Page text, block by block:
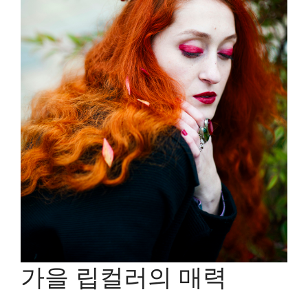
가을 립컬러의 매력